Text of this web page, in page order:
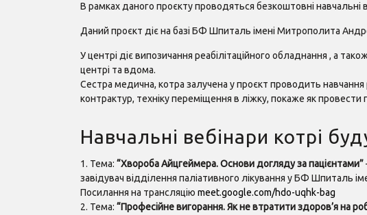
В рамках даного проєкту проводяться безкоштовні навчальні
Даний проєкт діє на базі БФ Шпиталь імені Митрополита
У центрі діє випозичання реабілітаційного обладнання , а
центрі та вдома.
Сестра медична, котра залучена у проєкт проводить
контрактур, техніку переміщення в ліжку, покаже як провести
Навчальні вебінари котрі
1. Тема: “Хвороба Айцгеймера. Основи догляду за пацієнтами”
завідувач відділення паліативного лікування у БФ Шпиталь
Посилання на трансляцію meet.google.com/hdo-uqhk-bag
2. Тема: “Професійне вигорання. Як не втратити здоров’я на